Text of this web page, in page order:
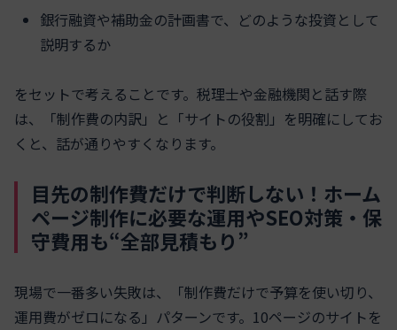
銀行融資や補助金の計画書で、どのような投資として
説明するか
をセットで考えることです。税理士や金融機関と話す際
は、「制作費の内訳」と「サイトの役割」を明確にしてお
くと、話が通りやすくなります。
目先の制作費だけで判断しない！ホーム
ページ制作に必要な運用やSEO対策・保
守費用も“全部見積もり”
現場で一番多い失敗は、「制作費だけで予算を使い切り、
運用費がゼロになる」パターンです。10ページのサイトを